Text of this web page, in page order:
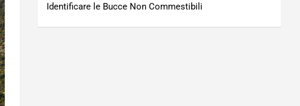
Identificare le Bucce Non Commestibili